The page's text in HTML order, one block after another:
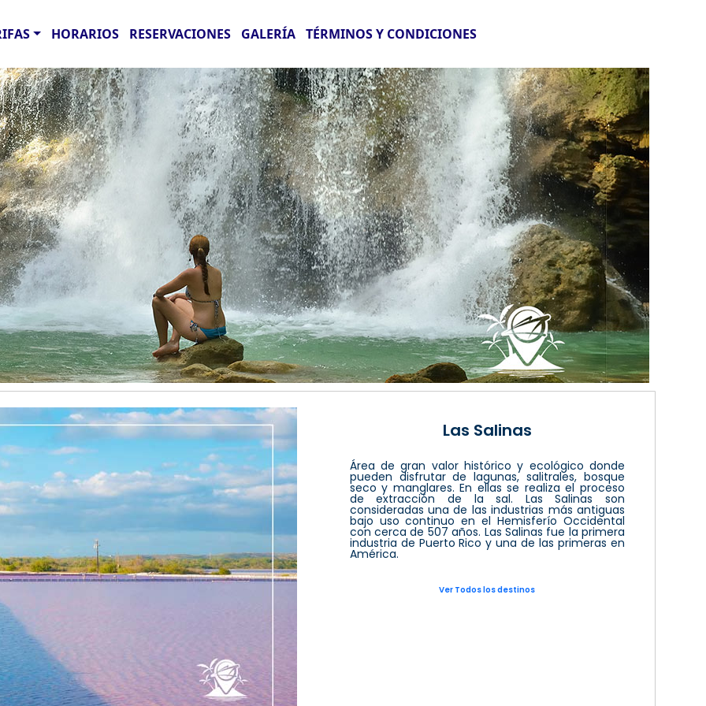
HORARIOS RESERVACIONES GALERÍA TÉRMINOS Y CONDICIONES
Las Salinas
Área de gran valor histórico y ecológico donde
pueden disfrutar de lagunas, salitrales, bosque
seco y manglares. En ellas se realiza el proceso
de extracción de la sal. Las Salinas son
consideradas una de las industrias más antiguas
bajo uso continuo en el Hemisferío Occidental
con cerca de 507 años. Las Salinas fue la primera
industria de Puerto Rico y una de las primeras en
América.
Ver Todos los destinos